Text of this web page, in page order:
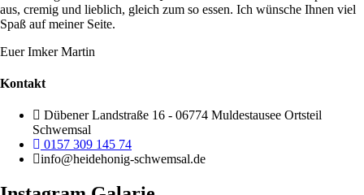
aus, cremig und lieblich, gleich zum so essen. Ich wünsche Ihnen viel
Spaß auf meiner Seite.
Euer Imker Martin
Kontakt
Dübener Landstraße 16 - 06774 Muldestausee Ortsteil
Schwemsal
0157 309 145 74
info@heidehonig-schwemsal.de